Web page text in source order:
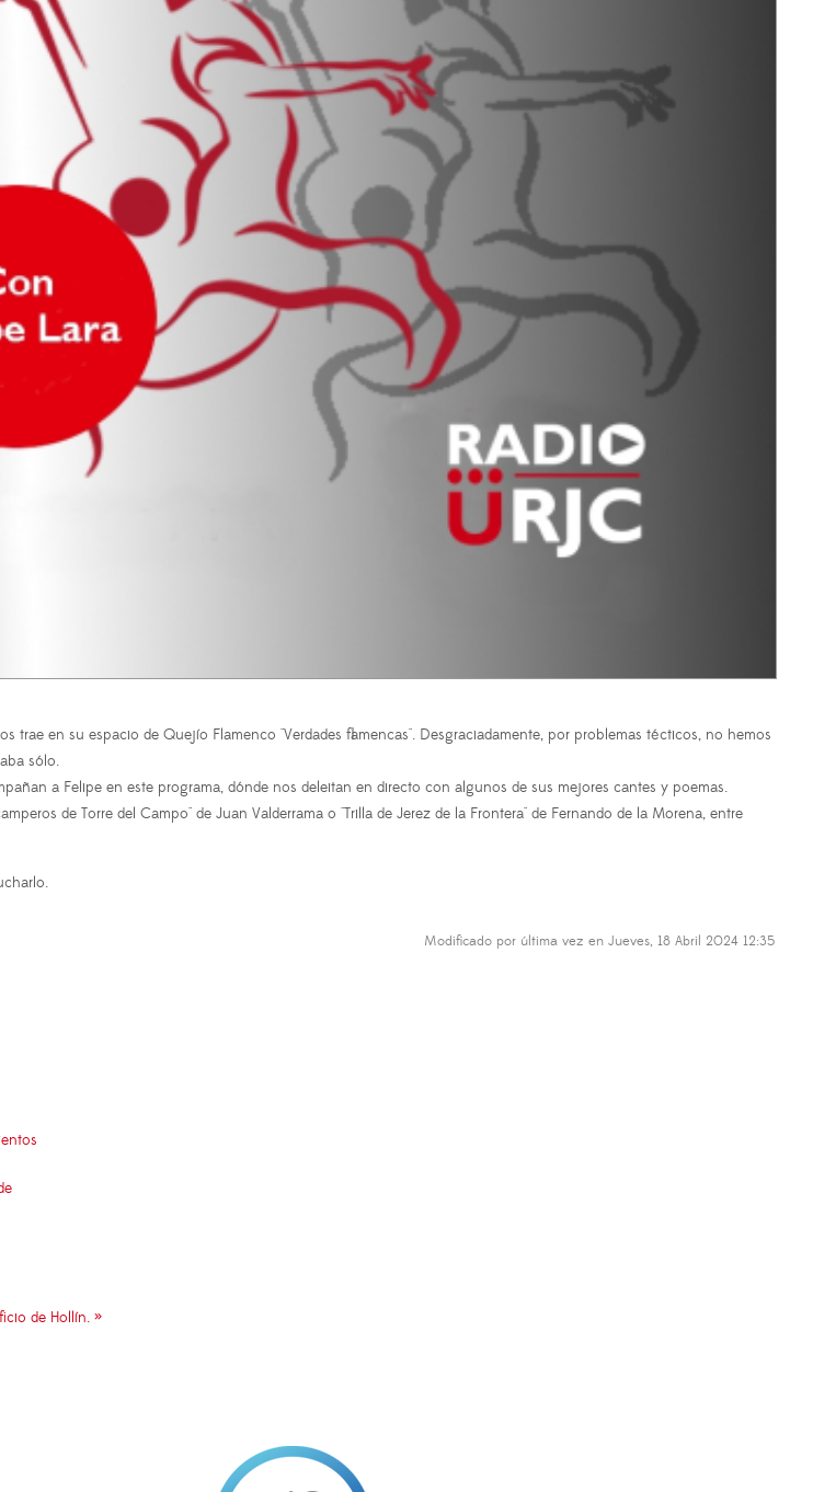
trae en su espacio de Quejío Flamenco "Verdades flamencas". Desgraciadamente, por problemas técticos, no hemos
sólo.
a Felipe en este programa, dónde nos deleitan en directo con algunos de sus mejores cantes y poemas.
de Torre del Campo" de Juan Valderrama o "Trilla de Jerez de la Frontera" de Fernando de la Morena, entre
Modificado por última vez en Jueves, 18 Abril 2024 12:35
de Hollín. »